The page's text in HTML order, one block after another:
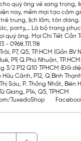
quý ông vẻ sang trọng,
nay, mềm mại tạo cảm
trung, lịch lãm, tôn
party,… Là bộ trang
quý ông. Mọi Chi Tiết Cần
- 0968.111.118
P7, Q5, TP.HCM (Gần BV
P9, Q.Phú Nhuận, TP.HCM
3/2 P12 Q10 TPHCM (Đối
Cảnh, P12, Q.Bình
Sáu, P. Thống Nhất, Biên
Giang, P14, Q5, TPHCM
TuxedoShop